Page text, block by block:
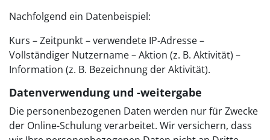
Nachfolgend ein Datenbeispiel:
Kurs – Zeitpunkt – verwendete IP-Adresse –
Vollständiger Nutzername – Aktion (z. B. Aktivität) –
Information (z. B. Bezeichnung der Aktivität).
Datenverwendung und -weitergabe
Die personenbezogenen Daten werden nur für Zwecke
der Online-Schulung verarbeitet. Wir versichern, dass